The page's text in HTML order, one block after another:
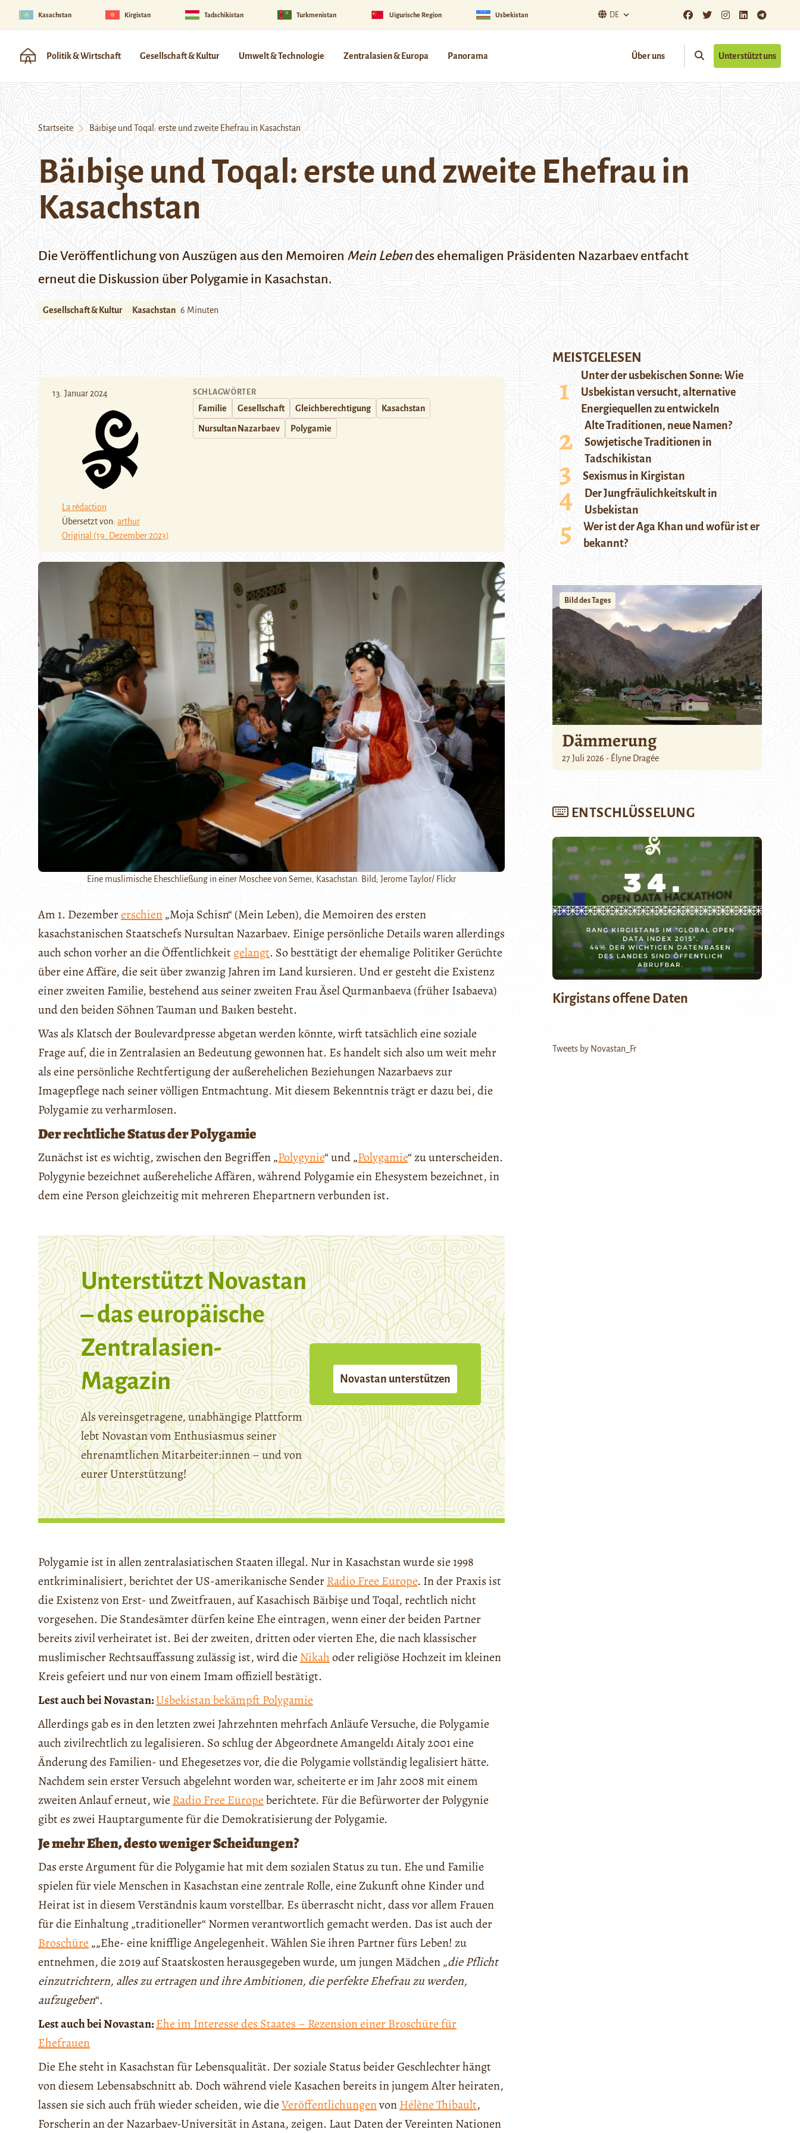
Kasachstan Kirgistan Tadschikistan Turkmenistan Uigurische Region Usbekistan DE
Politik & Wirtschaft Gesellschaft & Kultur Umwelt & Technologie Zentralasien & Europa Panorama Über uns Unterstützt uns
Startseite Bäıbişe und Toqal: erste und zweite Ehefrau in Kasachstan
Bäıbişe und Toqal: erste und zweite Ehefrau in
Kasachstan
Die Veröffentlichung von Auszügen aus den Memoiren Mein Lebendes ehemaligen Präsidenten Nazarbaev entfacht
erneut die Diskussion über Polygamie in Kasachstan.
Gesellschaft & Kultur Kasachstan 6 Minuten
13. Januar 2024
La rédaction
Übersetzt von: arthur
Original (19. Dezember 2023)
SCHLAGWÖRTER
Familie Gesellschaft Gleichberechtigung Kasachstan
Nursultan Nazarbaev Polygamie
Eine muslimische Eheschließung in einer Moschee von Semeı, Kasachstan. Bild; Jerome Taylor/ Flickr
Am 1. Dezembererschien„Moja Schisn“ (Mein Leben), die Memoiren des ersten
kasachstanischen Staatschefs Nursultan Nazarbaev. Einige persönliche Details waren allerdings
auch schon vorher an die Öffentlichkeitgelangt. So besttätigt der ehemalige Politiker Gerüchte
über eine Affäre, die seit über zwanzig Jahren im Land kursieren. Und er gesteht die Existenz
einer zweiten Familie, bestehend aus seiner zweiten Frau Äsel Qurmanbaeva (früher Isabaeva)
und den beiden Söhnen Tauman und Baıken besteht.
Was als Klatsch der Boulevardpresse abgetan werden könnte, wirft tatsächlich eine soziale
Frage auf, die in Zentralasien an Bedeutung gewonnen hat. Es handelt sich also um weit mehr
als eine persönliche Rechtfertigung der außerehelichen Beziehungen Nazarbaevs zur
Imagepflege nach seiner völligen Entmachtung. Mit diesem Bekenntnis trägt er dazu bei, die
Polygamie zu verharmlosen.
Der rechtliche Status der Polygamie
Zunächst ist es wichtig, zwischen den Begriffen „Polygynie“ und „Polygamie“ zu unterscheiden.
Polygynie bezeichnet außereheliche Affären, während Polygamie ein Ehesystem bezeichnet, in
dem eine Person gleichzeitig mit mehreren Ehepartnern verbunden ist.
Unterstützt Novastan
– das europäische
Zentralasien-
Magazin
Als vereinsgetragene, unabhängige Plattform
lebt Novastan vom Enthusiasmus seiner
ehrenamtlichen Mitarbeiter:innen – und von
eurer Unterstützung!
Novastan unterstützen
Polygamie ist in allen zentralasiatischen Staaten illegal. Nur in Kasachstan wurde sie 1998
entkriminalisiert, berichtet der US-amerikanische SenderRadio Free Europe. In der Praxis ist
die Existenz von Erst- und Zweitfrauen, auf Kasachisch Bäıbişe und Toqal, rechtlich nicht
vorgesehen. Die Standesämter dürfen keine Ehe eintragen, wenn einer der beiden Partner
bereits zivil verheiratet ist. Bei der zweiten, dritten oder vierten Ehe, die nach klassischer
muslimischer Rechtsauffassung zulässig ist, wird die Nikahoder religiöse Hochzeit im kleinen
Kreis gefeiert und nur von einem Imam offiziell bestätigt.
Lest auch bei Novastan:Usbekistan bekämpft Polygamie
Allerdings gab es in den letzten zwei Jahrzehnten mehrfach Anläufe Versuche, die Polygamie
auch zivilrechtlich zu legalisieren. So schlug der Abgeordnete Amangeldı Aitaly 2001 eine
Änderung des Familien- und Ehegesetzes vor, die die Polygamie vollständig legalisiert hätte.
Nachdem sein erster Versuch abgelehnt worden war, scheiterte er im Jahr 2008 mit einem
zweiten Anlauf erneut, wie Radio Free Europeberichtete. Für die Befürworter der Polygynie
gibt es zwei Hauptargumente für die Demokratisierung der Polygamie.
Je mehr Ehen, desto weniger Scheidungen?
Das erste Argument für die Polygamie hat mit dem sozialen Status zu tun. Ehe und Familie
spielen für viele Menschen in Kasachstan eine zentrale Rolle, eine Zukunft ohne Kinder und
Heirat ist in diesem Verständnis kaum vorstellbar. Es überrascht nicht, dass vor allem Frauen
für die Einhaltung „traditioneller“ Normen verantwortlich gemacht werden. Das ist auch der
Broschüre „„Ehe- eine knifflige Angelegenheit. Wählen Sie ihren Partner fürs Leben! zu
entnehmen, die 2019 auf Staatskosten herausgegeben wurde, um jungen Mädchen „die Pflicht
einzutrichtern, alles zu ertragen und ihre Ambitionen, die perfekte Ehefrau zu werden,
aufzugeben“.
Lest auch bei Novastan:Ehe im Interesse des Staates – Rezension einer Broschüre für
Ehefrauen
Die Ehe steht in Kasachstan für Lebensqualität. Der soziale Status beider Geschlechter hängt
von diesem Lebensabschnitt ab. Doch während viele Kasachen bereits in jungem Alter heiraten,
lassen sie sich auch früh wieder scheiden, wie dieVeröffentlichungenvonHélène Thibault,
Forscherin an der Nazarbaev-Universität in Astana, zeigen. Laut Daten der Vereinten Nationen
MEISTGELESEN
Unter der usbekischen Sonne: Wie
Usbekistan versucht, alternative
Energiequellen zu entwickeln
Alte Traditionen, neue Namen?
Sowjetische Traditionen in
Tadschikistan
Sexismus in Kirgistan
Der Jungfräulichkeitskult in
Usbekistan
Wer ist der Aga Khan und wofür ist er
bekannt?
Bild des Tages
Dämmerung
27 Juli 2026 - Élyne Dragée
ENTSCHLÜSSELUNG
Kirgistans offene Daten
Tweets by Novastan_Fr